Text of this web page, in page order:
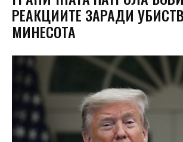
РЕАКЦИИТЕ ЗАРАДИ
МИНЕСОТА